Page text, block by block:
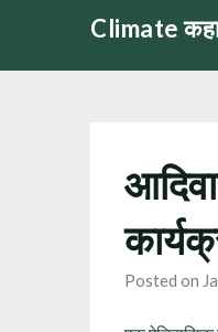
content
Climate
Posted on